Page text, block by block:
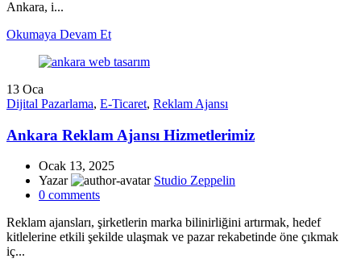
Ankara, i...
Okumaya Devam Et
13 Oca
Dijital Pazarlama, E-Ticaret, Reklam Ajansı
Ankara Reklam Ajansı Hizmetlerimiz
Ocak 13, 2025
Yazar
Studio Zeppelin
0 comments
Reklam ajansları, şirketlerin marka bilinirliğini artırmak, hedef
kitlelerine etkili şekilde ulaşmak ve pazar rekabetinde öne çıkmak
iç...